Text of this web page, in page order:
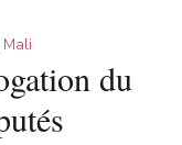
Mali
du